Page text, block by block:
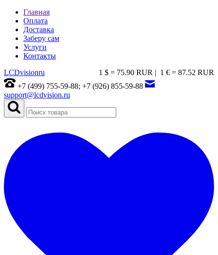
Главная
Оплата
Доставка
Заберу сам
Услуги
Контакты
1 € = 87.52 RUR
1 $ = 75.90 RUR |
LCDvisionru
+7 (499) 755-59-88; +7 (926) 855-59-88
support@lcdvision.ru